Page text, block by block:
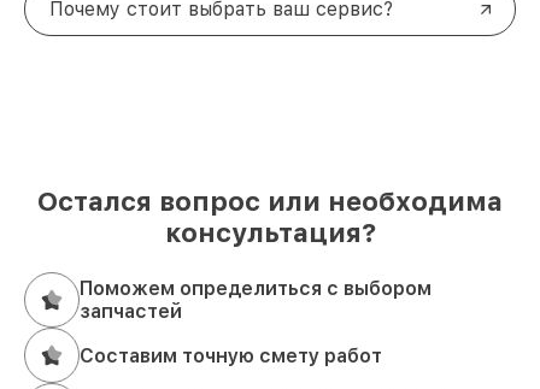
Почему стоит выбрать ваш сервис?
Остался вопрос или необходима
консультация?
Поможем определиться с выбором
запчастей
Составим точную смету работ